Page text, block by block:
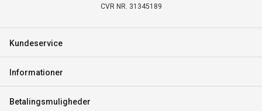
CVR NR. 31345189
Kundeservice
Informationer
Betalingsmuligheder